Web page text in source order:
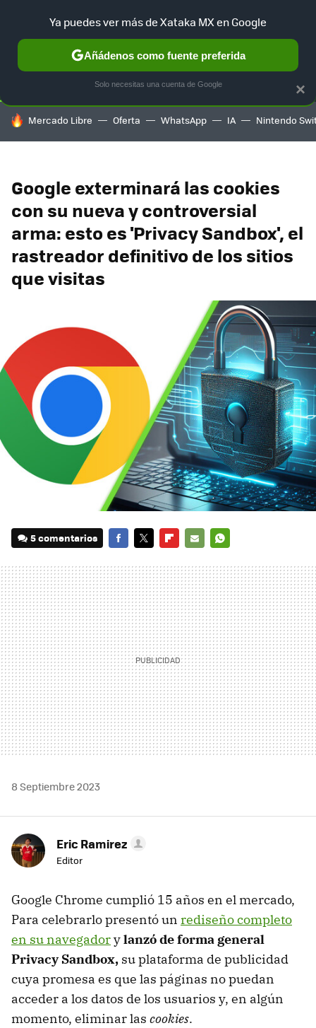
SELECCIÓN GAMING HOME AUTO TERRITORIO
HOY SE HABLA DE
Mercado Libre Oferta WhatsApp IA Nintendo
Google exterminará las cookies
con su nueva y controversial
arma: esto es 'Privacy Sandbox', el
rastreador definitivo de los sitios
que visitas
5 comentarios
MAIL
8 Septiembre 2023
Eric Ramirez
Editor
Google Chrome cumplió 15 años en el mercado,
Para celebrarlo presentó un rediseño completo
en su navegadorylanzó de forma general
Privacy Sandbox, su plataforma de publicidad
cuya promesa es que las páginas no puedan
acceder a los datos de los usuarios y, en algún
momento, eliminar las cookies.
×
Ya puedes ver más de Xataka MX en Google
Añádenos como fuente preferida
Solo necesitas una cuenta de Google